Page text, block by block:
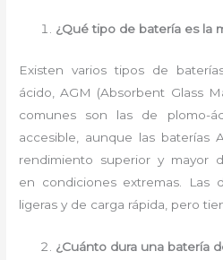
¿Qué tipo de batería es la
Existen varios tipos de
ácido, AGM (Absorbent Glass
comunes son las de plomo-
accesible, aunque las baterías
rendimiento superior y mayor
en condiciones extremas. Las
ligeras y de carga rápida, pero
¿Cuánto dura una batería